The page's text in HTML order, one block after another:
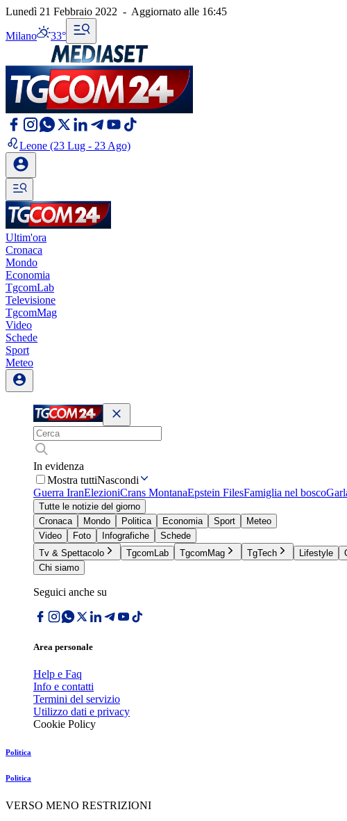
Lunedì 21 Febbraio 2022 - Aggiornato alle 16:45
Milano 33°
Leone (23 Lug - 23 Ago)
Ultim'ora
Cronaca
Mondo
Economia
TgcomLab
Televisione
TgcomMag
Video
Schede
Sport
Meteo
In evidenza
Mostra tuttiNascondi
Guerra IranElezioniCrans MontanaEpstein FilesFamiglia nel bosco
Tutte le notizie del giorno
Cronaca
Mondo Politica Economia Sport
Meteo
Video
Foto Infografiche
Schede
Tv & Spettacolo
TgcomLab TgcomMag TgTech Lifestyle
Chi siamo
Seguici anche su
Area personale
Help e Faq
Info e contatti
Termini del servizio
Utilizzo dati e privacy
Cookie Policy
Politica
Politica
VERSO MENO RESTRIZIONI